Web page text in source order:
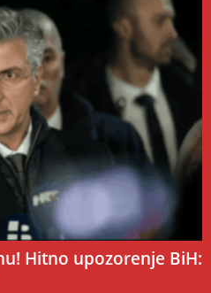
Hitno upozorenje BiH: